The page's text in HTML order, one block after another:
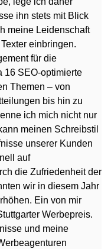
ihn stets mit Blick
meine Leidenschaft
einbringen.
für die
16 SEO-optimierte
Themen – von
bis hin zu
ich mich nicht nur
meinen Schreibstil
unserer Kunden
auf
die Zufriedenheit der
wir in diesem Jahr
Ein von mir
Werbepreis.
und meine